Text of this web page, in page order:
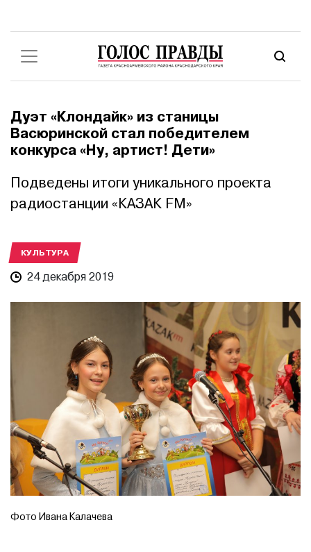
Дуэт «Клондайк» из станицы
Васюринской стал победителем
конкурса «Ну, артист! Дети»
Подведены итоги уникального проекта
радиостанции «КАЗАК FM»
КУЛЬТУРА
24 декабря 2019
Фото Ивана Калачева